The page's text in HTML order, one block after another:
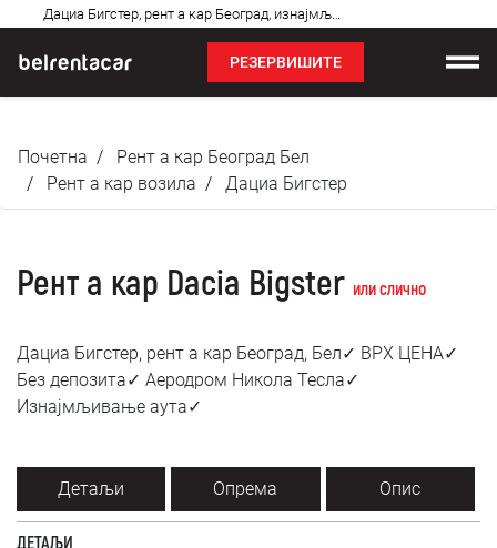
Дациа Бигстер, рент а кар Београд, изнајмљивање аута: Бел✓
питања
РЕЗЕРВИШИТЕ
Цене
О нама
Најчешћа питања
Блог
SRPSKI
Почетна
Рент а кар Београд Бел
Рент а кар возила
Дациа Бигстер
Рент а кар Dacia Bigster или слично
Дациа Бигстер, рент а кар Београд, Бел✓ ВРХ ЦЕНА✓
Без депозита✓ Аеродром Никола Тесла✓
Изнајмљивање аута✓
Детаљи Опрема Опис
ДЕТАЉИ